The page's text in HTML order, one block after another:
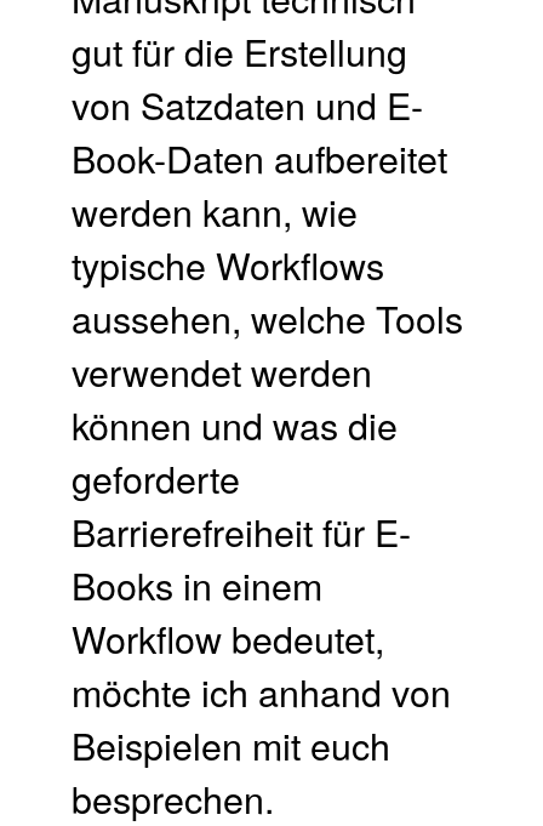
gut für die Erstellung
von Satzdaten und E-
Book-Daten aufbereitet
werden kann, wie
typische Workflows
aussehen, welche Tools
verwendet werden
können und was die
geforderte
Barrierefreiheit für E-
Books in einem
Workflow bedeutet,
möchte ich anhand von
Beispielen mit euch
besprechen.